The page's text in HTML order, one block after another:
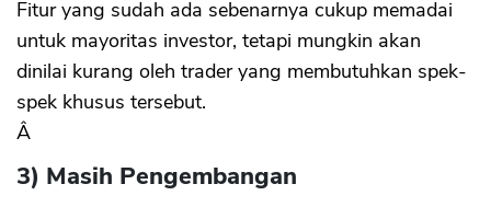
Fitur yang sudah ada sebenarnya cukup memadai
untuk mayoritas investor, tetapi mungkin akan
dinilai kurang oleh trader yang membutuhkan spek-
spek khusus tersebut.
Â
3) Masih Pengembangan